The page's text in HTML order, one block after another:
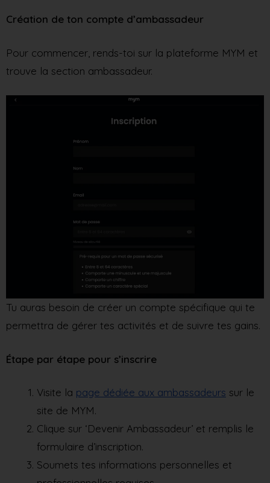
Création de ton compte d’ambassadeur
Pour commencer, rends-toi sur la plateforme MYM et
trouve la section ambassadeur.
Tu auras besoin de créer un compte spécifique qui te
permettra de gérer tes activités et de suivre tes gains.
Étape par étape pour s’inscrire
Visite la page dédiée aux ambassadeurs sur le
site de MYM.
Clique sur ‘Devenir Ambassadeur’ et remplis le
formulaire d’inscription.
Soumets tes informations personnelles et